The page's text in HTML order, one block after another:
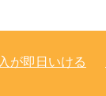
が即日いける